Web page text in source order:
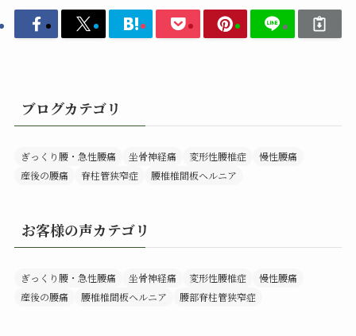
ブログカテゴリ
ぎっくり腰・急性腰痛 坐骨神経痛 変形性腰椎症
慢性腰痛
産後の腰痛
脊柱管狭窄症 腰椎椎間板ヘルニア
お客様の声カテゴリ
ぎっくり腰・急性腰痛 坐骨神経痛 変形性腰椎症
慢性腰痛
産後の腰痛
腰椎椎間板ヘルニア 腰部脊柱管狭窄症